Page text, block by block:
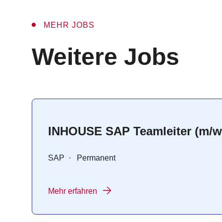
MEHR JOBS
:
Weitere Jobs
INHOUSE SAP Teamleiter (m/
SAP · Permanent
Mehr erfahren